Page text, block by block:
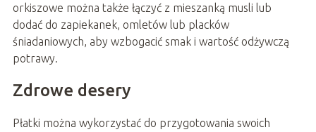
orkiszowe można także łączyć z mieszanką musli lub
dodać do zapiekanek, omletów lub placków
śniadaniowych, aby wzbogacić smak i wartość odżywczą
potrawy.
Zdrowe desery
Płatki można wykorzystać do przygotowania swoich